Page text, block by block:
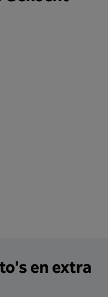
en extra